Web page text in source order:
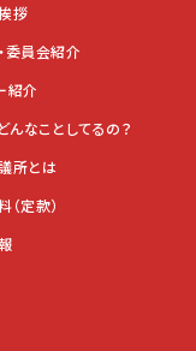
拶
員会紹介
紹介
なことしてるの？
所とは
定款）